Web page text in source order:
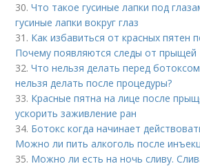
30.Что такое гусиные лапки под
гусиные лапки вокруг глаз
31. Как избавиться от красных пятен
Почему появляются следы от прыщей
32.Что нельзя делать перед
нельзя делать после процедуры?
33. Красные пятна на лице после
ускорить заживление ран
34. Ботокс когда начинает
Можно ли пить алкоголь после
35. Можно ли есть на ночь сливу.